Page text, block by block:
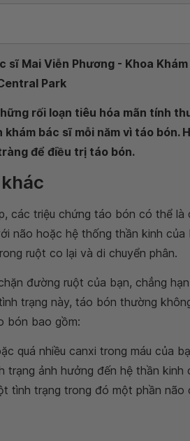
sĩ Mai Viễn Phương - Khoa
Park
rối loạn tiêu hóa mãn tính
bác sĩ mỗi năm vì táo bón.
để điều trị táo bón.
các triệu chứng táo bón có thể là
não hoặc hệ thống thần kinh
ruột co lại và di chuyển phân.
đường ruột của bạn, chẳng
trạng này, táo bón thường
bón bao gồm:
quá nhiều canxi trong máu của
trạng ảnh hưởng đến hệ thần kinh
tình trạng trong đó một phần